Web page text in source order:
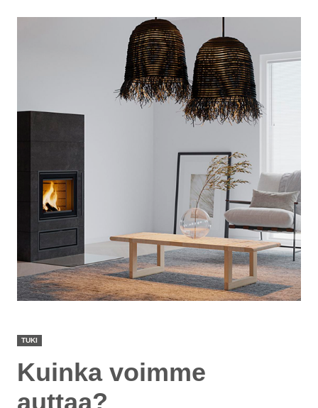
TUKI
Kuinka voimme
auttaa?